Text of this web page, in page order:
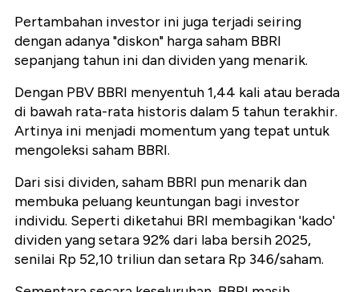
Pertambahan investor ini juga terjadi seiring
dengan adanya "diskon" harga saham BBRI
sepanjang tahun ini dan dividen yang menarik.
Dengan PBV BBRI menyentuh 1,44 kali atau berada
di bawah rata-rata historis dalam 5 tahun terakhir.
Artinya ini menjadi momentum yang tepat untuk
mengoleksi saham BBRI.
Dari sisi dividen, saham BBRI pun menarik dan
membuka peluang keuntungan bagi investor
individu. Seperti diketahui BRI membagikan 'kado'
dividen yang setara 92% dari laba bersih 2025,
senilai Rp 52,10 triliun dan setara Rp 346/saham.